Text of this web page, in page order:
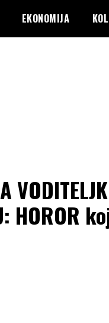
EKONOMIJA
HOROR